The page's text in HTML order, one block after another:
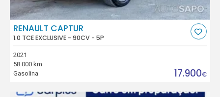
RENAULT CAPTUR
1.0 TCE EXCLUSIVE - 90CV - 5P
2021
58.000 km
Gasolina
17.900€